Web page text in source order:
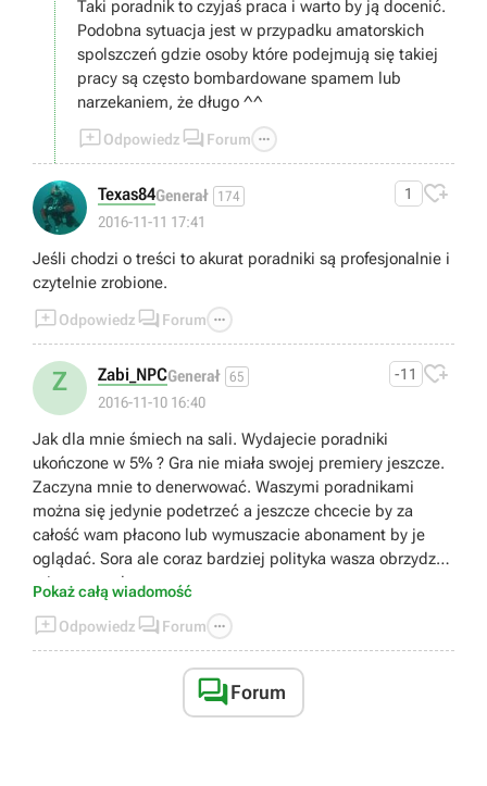
Taki poradnik to czyjaś praca i warto by ją docenić.
Podobna sytuacja jest w przypadku amatorskich
spolszczeń gdzie osoby które podejmują się takiej
pracy są często bombardowane spamem lub
narzekaniem, że długo ^^
Odpowiedz  Forum 
Texas84Generał 174
2016-11-11 17:41
1 
Jeśli chodzi o treści to akurat poradniki są profesjonalnie i
czytelnie zrobione.
Odpowiedz  Forum 
Z Zabi_NPCGenerał 65
2016-11-10 16:40
-11 
Jak dla mnie śmiech na sali. Wydajecie poradniki
ukończone w 5% ? Gra nie miała swojej premiery jeszcze.
Zaczyna mnie to denerwować. Waszymi poradnikami
można się jedynie podetrzeć a jeszcze chcecie by za
całość wam płacono lub wymuszacie abonament by je
oglądać. Sora ale coraz bardziej polityka wasza obrzydza
mi ten portal.
Pokaż całą wiadomość
Odpowiedz  Forum 
Forum